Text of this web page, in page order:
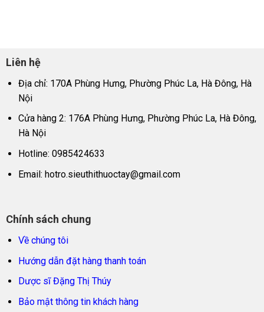
Liên hệ
Địa chỉ: 170A Phùng Hưng, Phường Phúc La, Hà Đông, Hà
Nội
Cửa hàng 2: 176A Phùng Hưng, Phường Phúc La, Hà Đông,
Hà Nội
Hotline: 0985424633
Email: hotro.sieuthithuoctay@gmail.com
Chính sách chung
Về chúng tôi
Hướng dẫn đặt hàng thanh toán
Dược sĩ Đặng Thị Thúy
Bảo mật thông tin khách hàng